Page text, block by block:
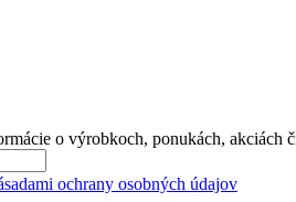
o výrobkoch, ponukách, akciách
ochrany osobných údajov